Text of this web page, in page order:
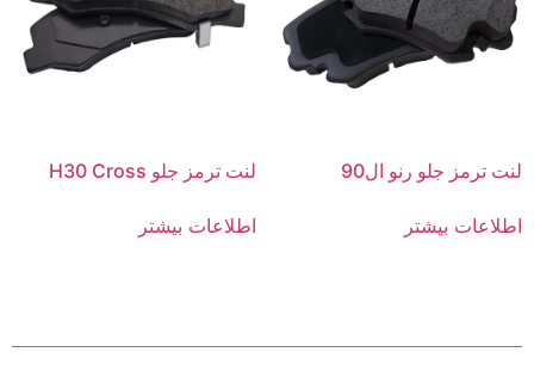
لنت ترمز جلو رنو ال90
اطلاعات بیشتر
لنت ترمز جلو H30 Cross
اطلاعات بیشتر